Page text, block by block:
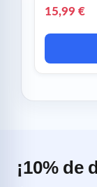
15,99 €
¡10% de